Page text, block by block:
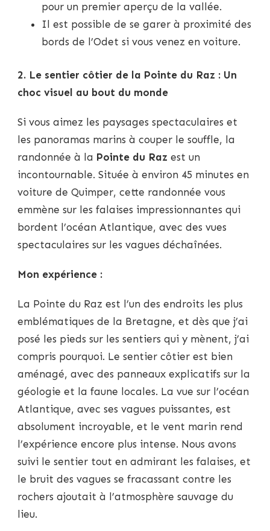
pour un premier aperçu de la vallée.
Il est possible de se garer à proximité des
bords de l’Odet si vous venez en voiture.
2. Le sentier côtier de la Pointe du Raz : Un
choc visuel au bout du monde
Si vous aimez les paysages spectaculaires et
les panoramas marins à couper le souffle, la
randonnée à la Pointe du Raz est un
incontournable. Située à environ 45 minutes en
voiture de Quimper, cette randonnée vous
emmène sur les falaises impressionnantes qui
bordent l’océan Atlantique, avec des vues
spectaculaires sur les vagues déchaînées.
Mon expérience :
La Pointe du Raz est l’un des endroits les plus
emblématiques de la Bretagne, et dès que j’ai
posé les pieds sur les sentiers qui y mènent, j’ai
compris pourquoi. Le sentier côtier est bien
aménagé, avec des panneaux explicatifs sur la
géologie et la faune locales. La vue sur l’océan
Atlantique, avec ses vagues puissantes, est
absolument incroyable, et le vent marin rend
l’expérience encore plus intense. Nous avons
suivi le sentier tout en admirant les falaises, et
le bruit des vagues se fracassant contre les
rochers ajoutait à l’atmosphère sauvage du
lieu.